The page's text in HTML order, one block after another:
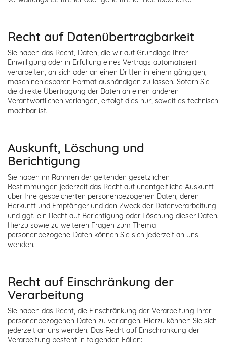
Recht auf Daten­übertrag­barkeit
Sie haben das Recht, Daten, die wir auf Grundlage Ihrer
Einwilligung oder in Erfüllung eines Vertrags automatisiert
verarbeiten, an sich oder an einen Dritten in einem gängigen,
maschinenlesbaren Format aushändigen zu lassen. Sofern Sie
die direkte Übertragung der Daten an einen anderen
Verantwortlichen verlangen, erfolgt dies nur, soweit es technisch
machbar ist.
Auskunft, Löschung und
Berichtigung
Sie haben im Rahmen der geltenden gesetzlichen
Bestimmungen jederzeit das Recht auf unentgeltliche Auskunft
über Ihre gespeicherten personenbezogenen Daten, deren
Herkunft und Empfänger und den Zweck der Datenverarbeitung
und ggf. ein Recht auf Berichtigung oder Löschung dieser Daten.
Hierzu sowie zu weiteren Fragen zum Thema
personenbezogene Daten können Sie sich jederzeit an uns
wenden.
Recht auf Einschränkung der
Verarbeitung
Sie haben das Recht, die Einschränkung der Verarbeitung Ihrer
personenbezogenen Daten zu verlangen. Hierzu können Sie sich
jederzeit an uns wenden. Das Recht auf Einschränkung der
Verarbeitung besteht in folgenden Fällen: